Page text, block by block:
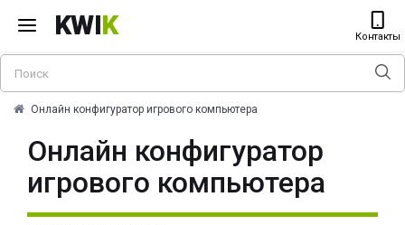
KWIK Контакты
Онлайн конфигуратор игрового компьютера
Онлайн конфигуратор
игрового компьютера